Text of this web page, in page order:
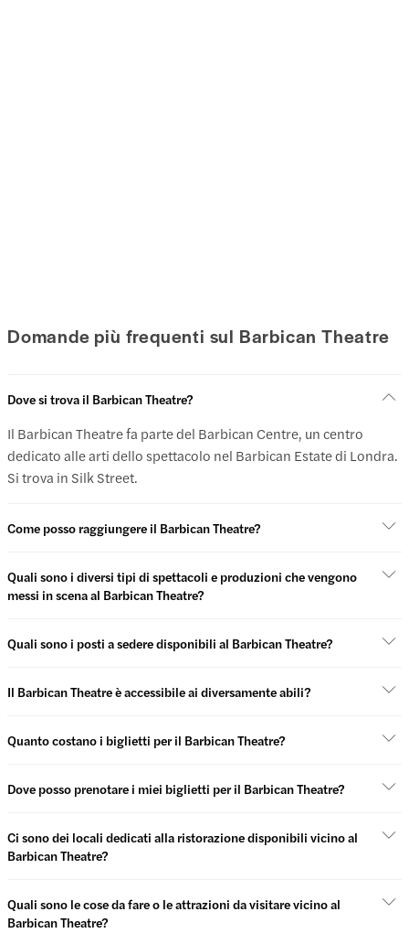
Domande più frequenti sul Barbican Theatre
Dove si trova il Barbican Theatre?
Il Barbican Theatre fa parte del Barbican Centre, un centro
dedicato alle arti dello spettacolo nel Barbican Estate di Londra.
Si trova in Silk Street.
Come posso raggiungere il Barbican Theatre?
Quali sono i diversi tipi di spettacoli e produzioni che vengono
messi in scena al Barbican Theatre?
Quali sono i posti a sedere disponibili al Barbican Theatre?
Il Barbican Theatre è accessibile ai diversamente abili?
Quanto costano i biglietti per il Barbican Theatre?
Dove posso prenotare i miei biglietti per il Barbican Theatre?
Ci sono dei locali dedicati alla ristorazione disponibili vicino al
Barbican Theatre?
Quali sono le cose da fare o le attrazioni da visitare vicino al
Barbican Theatre?